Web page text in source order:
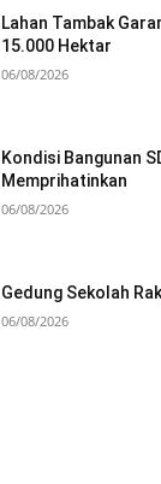
Lahan Tambak
15.000 Hektar
06/08/2026
Kondisi Bangunan
Memprihatinkan
06/08/2026
Gedung Sekolah
06/08/2026